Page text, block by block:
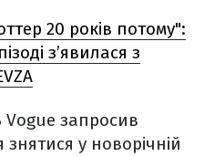
20 років потому":
з’явилася з
Vogue запросив
у новорічній